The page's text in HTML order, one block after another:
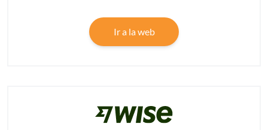
Ir a la web